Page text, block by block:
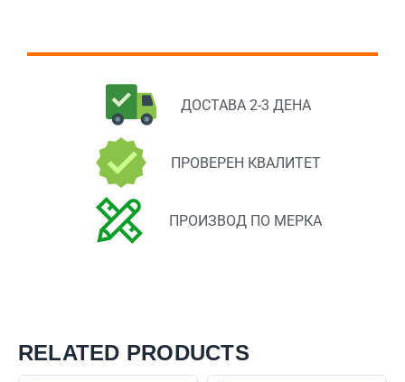
ДОСТАВА 2-3 ДЕНА
ПРОВЕРЕН КВАЛИТЕТ
ПРОИЗВОД ПО МЕРКА
RELATED PRODUCTS